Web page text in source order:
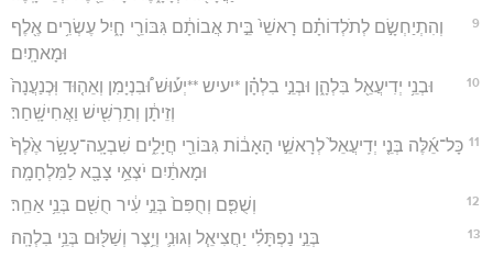
9
וְהִתְיַחְשָׂ֣ם לְתֹלְדוֹתָ֗ם רָאשֵׁי֙ בֵּ֣ית אֲבוֹתָ֔ם גִּבּוֹרֵ֖י חָ֑יִל עֶשְׂרִ֥ים אֶ֖לֶף
וּמָאתָֽיִם׃
10
וּבְנֵ֥י יְדִיעֲאֵ֖ל בִּלְהָ֑ן וּבְנֵ֣י בִלְהָ֗ן *יעיש **יְע֡וּשׁ וּ֠בִנְיָמִן וְאֵה֤וּד וּֽכְנַעֲנָה֙
וְזֵיתָ֔ן וְתַרְשִׁ֖ישׁ וַאֲחִישָֽׁחַר׃
11 כָּל־אֵ֜לֶּה בְּנֵ֤י יְדִֽיעֲאֵל֙ לְרָאשֵׁ֣י הָאָב֔וֹת גִּבּוֹרֵ֖י חֲיָלִ֑ים שִׁבְעָֽה־עָשָׂ֥ר אֶ֙לֶף֙
וּמָאתַ֔יִם יֹצְאֵ֥י צָבָ֖א לַמִּלְחָמָֽה׃
12 וְשֻׁפִּ֤ם וְחֻפִּם֙ בְּנֵ֣י עִ֔יר חֻשִׁ֖ם בְּנֵ֥י אַחֵֽר׃
13 בְּנֵ֣י נַפְתָּלִ֗י יַחֲצִיאֵ֧ל וְגוּנִ֛י וְיֵ֥צֶר וְשַׁלּ֖וּם בְּנֵ֥י בִלְהָֽה׃